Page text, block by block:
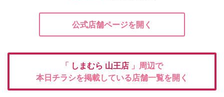
公式店舗ページを開く
「 しまむら 山王店 」周辺で
本日チラシを掲載している店舗一覧を開く